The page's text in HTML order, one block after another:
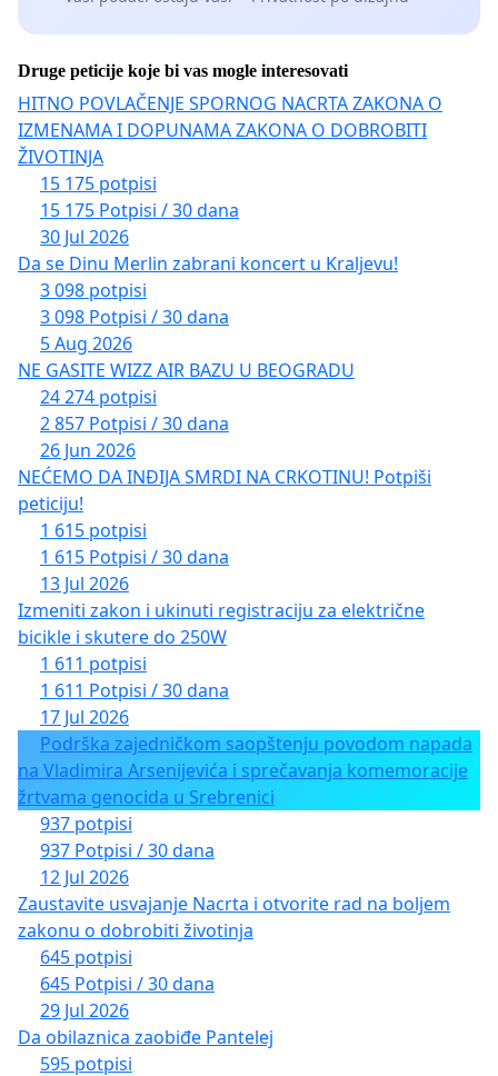
Druge peticije koje bi vas mogle interesovati
HITNO POVLAČENJE SPORNOG NACRTA ZAKONA O
IZMENAMA I DOPUNAMA ZAKONA O DOBROBITI
ŽIVOTINJA
15 175 potpisi
15 175 Potpisi / 30 dana
30 Jul 2026
Da se Dinu Merlin zabrani koncert u Kraljevu!
3 098 potpisi
3 098 Potpisi / 30 dana
5 Aug 2026
NE GASITE WIZZ AIR BAZU U BEOGRADU
24 274 potpisi
2 857 Potpisi / 30 dana
26 Jun 2026
NEĆEMO DA INĐIJA SMRDI NA CRKOTINU! Potpiši
peticiju!
1 615 potpisi
1 615 Potpisi / 30 dana
13 Jul 2026
Izmeniti zakon i ukinuti registraciju za električne
bicikle i skutere do 250W
1 611 potpisi
1 611 Potpisi / 30 dana
17 Jul 2026
Podrška zajedničkom saopštenju povodom napada
na Vladimira Arsenijevića i sprečavanja komemoracije
žrtvama genocida u Srebrenici
937 potpisi
937 Potpisi / 30 dana
12 Jul 2026
Zaustavite usvajanje Nacrta i otvorite rad na boljem
zakonu o dobrobiti životinja
645 potpisi
645 Potpisi / 30 dana
29 Jul 2026
Da obilaznica zaobiđe Pantelej
595 potpisi